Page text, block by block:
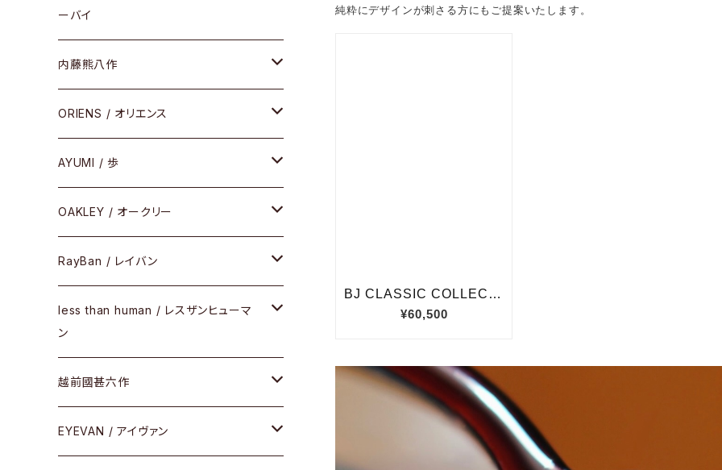
純粋にデザインが刺さる方にもご提案いたします。
HEAVY EDITION
COMBI （コンビシリーズ）
PREMIUM（プレミアムシリーズ）
PLASTIC（プラスティックシリーズ）
SIRMONT（サーモントシリーズ）
SUNSHIFT
ケア用品
セル
コンビ
ーバイ
メタル
セル
コンビ
内藤熊八作
セル
メタル
コンビ
ORIENS / オリエンス
セルフレーム
メタルフレーム
その他
AYUMI / 歩
セルフレーム
OAKLEY / オークリー
メガネフレーム
サングラス
Frogskins(フロッグスキン )
その他
修理
RayBan / レイバン
メガネフレーム
サングラス
その他
less than human / レスザンヒューマ
ン
メガネフレーム
サングラス
越前國甚六作
セルフレーム
EYEVAN / アイヴァン